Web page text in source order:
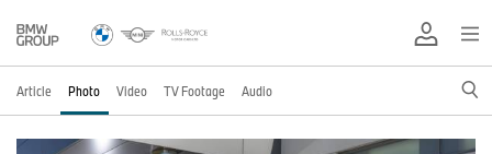
Article Photo Video TV Footage Audio